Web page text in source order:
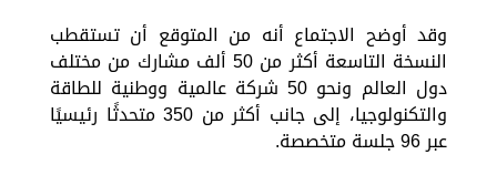
وقد أوضح الاجتماع أنه من المتوقع أن تستقطب
النسخة التاسعة أكثر من 50 ألف مشارك من مختلف
دول العالم ونحو 50 شركة عالمية ووطنية للطاقة
والتكنولوجيا، إلى جانب أكثر من 350 متحدثًا رئيسيًا
عبر 96 جلسة متخصصة.